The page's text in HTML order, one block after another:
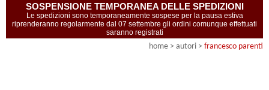
SOSPENSIONE TEMPORANEA DELLE SPEDIZIONI
Le spedizioni sono temporaneamente sospese per la pausa estiva
riprenderanno regolarmente dal 07 settembre gli ordini comunque effettuati
saranno registrati
home > autori > francesco parenti